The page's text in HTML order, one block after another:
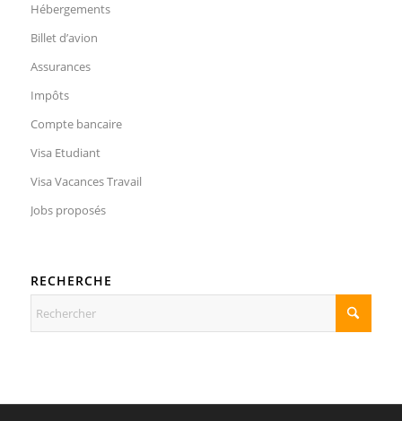
Hébergements
Billet d’avion
Assurances
Impôts
Compte bancaire
Visa Etudiant
Visa Vacances Travail
Jobs proposés
RECHERCHE